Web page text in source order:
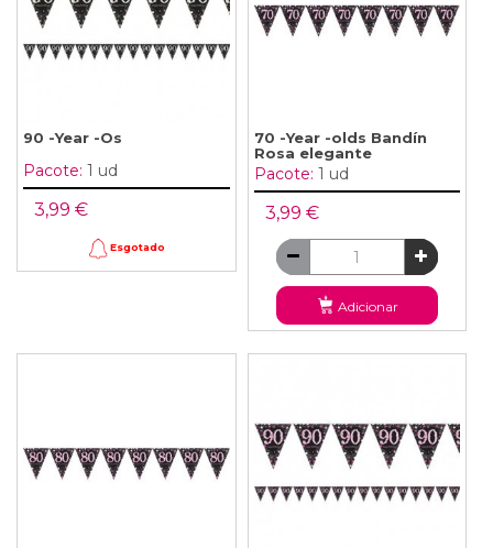
90 -Year -Os
Pacote: 1 ud
3,99 €
Esgotado
70 -Year -olds Bandín
Rosa elegante
Pacote: 1 ud
3,99 €
Adicionar